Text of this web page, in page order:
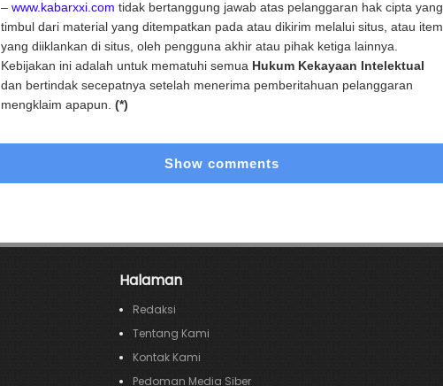
– www.kabarxxi.com tidak bertanggung jawab atas pelanggaran hak cipta yang
timbul dari material yang ditempatkan pada atau dikirim melalui situs, atau item
yang diiklankan di situs, oleh pengguna akhir atau pihak ketiga lainnya.
Kebijakan ini adalah untuk mematuhi semua Hukum Kekayaan Intelektual
dan bertindak secepatnya setelah menerima pemberitahuan pelanggaran
mengklaim apapun. (*)
Show comments
Halaman
Redaksi
Tentang Kami
Kontak Kami
Pedoman Media Siber